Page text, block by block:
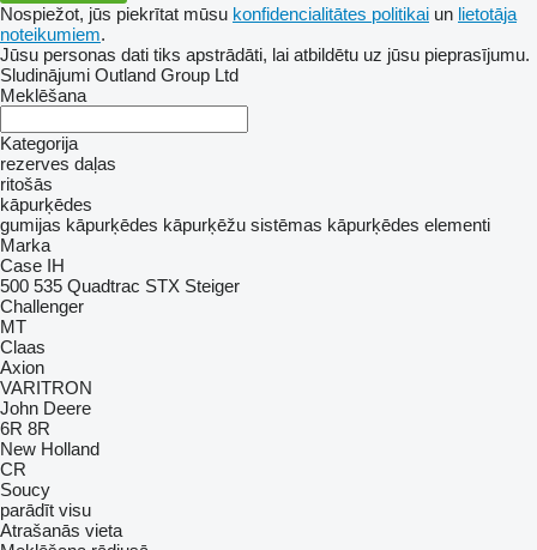
Nospiežot, jūs piekrītat mūsu konfidencialitātes politikai un lietotāja
noteikumiem.
Jūsu personas dati tiks apstrādāti, lai atbildētu uz jūsu pieprasījumu.
Sludinājumi Outland Group Ltd
Meklēšana
Kategorija
rezerves daļas
ritošās
kāpurķēdes
gumijas kāpurķēdes kāpurķēžu sistēmas kāpurķēdes elementi
Marka
Case IH
500 535 Quadtrac STX Steiger
Challenger
MT
Claas
Axion
VARITRON
John Deere
6R 8R
New Holland
CR
Soucy
parādīt visu
Atrašanās vieta